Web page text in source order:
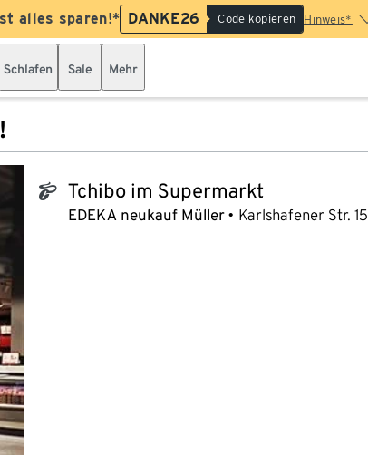
alles sparen!* DANKE26 Code kopieren Hinweis*
Schlafen Sale Mehr
tchibo_logo Tchibo im Supermarkt
EDEKA neukauf Müller Karlshafener Str. 15